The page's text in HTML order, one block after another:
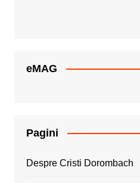
eMAG
Pagini
Despre Cristi Dorombach